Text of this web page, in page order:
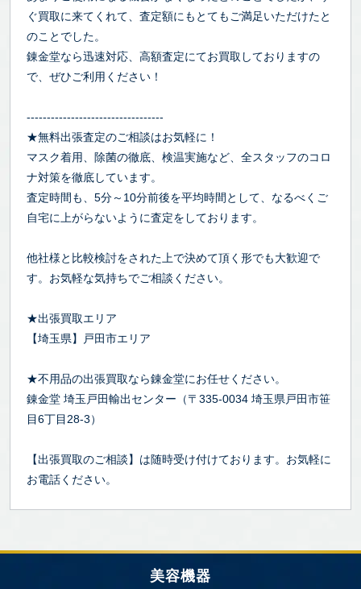
ぐ買取に来てくれて、査定額にもとてもご満足いただけたと
のことでした。
錬金堂なら迅速対応、高額査定にてお買取しておりますの
で、ぜひご利用ください！
----------------------------------
★無料出張査定のご相談はお気軽に！
マスク着用、除菌の徹底、検温実施など、全スタッフのコロ
ナ対策を徹底しています。
査定時間も、5分～10分前後を平均時間として、なるべくご
自宅に上がらないように査定をしております。
他社様と比較検討をされた上で決めて頂く形でも大歓迎で
す。お気軽な気持ちでご相談ください。
★出張買取エリア
【埼玉県】戸田市エリア
★不用品の出張買取なら錬金堂にお任せください。
錬金堂 埼玉戸田輸出センター（〒335-0034 埼玉県戸田市笹
目6丁目28-3）
【出張買取のご相談】は随時受け付けております。お気軽に
お電話ください。
美容機器